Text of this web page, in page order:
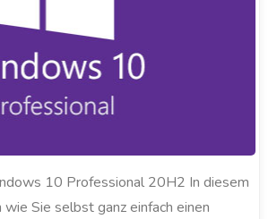
10 Professional 20H2 In diesem
wie Sie selbst ganz einfach einen